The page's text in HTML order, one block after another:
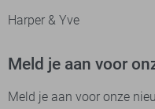
Harper & Yve
Meld je aan voor
Meld je aan voor onze